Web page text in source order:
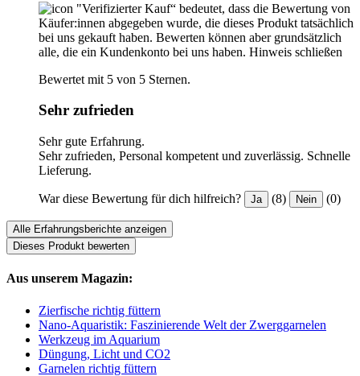
"Verifizierter Kauf“ bedeutet, dass die Bewertung von
Käufer:innen abgegeben wurde, die dieses Produkt tatsächlich
bei uns gekauft haben. Bewerten können aber grundsätzlich
alle, die ein Kundenkonto bei uns haben. Hinweis schließen
Bewertet mit 5 von 5 Sternen.
Sehr zufrieden
Sehr gute Erfahrung.
Sehr zufrieden, Personal kompetent und zuverlässig. Schnelle
Lieferung.
War diese Bewertung für dich hilfreich? Ja (8) Nein (0)
Alle Erfahrungsberichte anzeigen
Dieses Produkt bewerten
Aus unserem Magazin:
Zierfische richtig füttern
Nano-Aquaristik: Faszinierende Welt der Zwerggarnelen
Werkzeug im Aquarium
Düngung, Licht und CO2
Garnelen richtig füttern